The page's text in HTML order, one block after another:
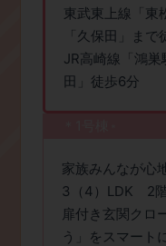
東武東上線「
「久保田」まで
JR高崎線「鴻
田」徒歩6分
家族みんなが心
3（4）LDK 2
扉付き玄関クロ
う」をスマート